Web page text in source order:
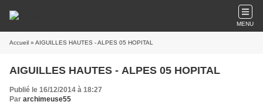
MENU
Accueil » AIGUILLES HAUTES - ALPES 05 HOPITAL
AIGUILLES HAUTES - ALPES 05 HOPITAL
Publié le 16/12/2014 à 18:27
Par archimeuse55